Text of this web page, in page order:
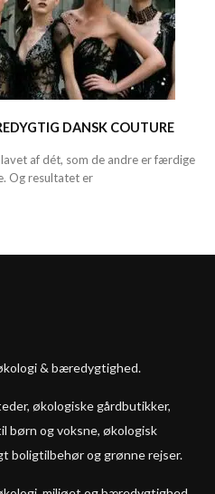
DANSK COUTURE
af dét, som de andre er færdige
Og resultatet er
& bæredygtighed.
økologiske gårdbutikker,
børn og voksne, økologisk
boligtilbehør og grønne rejser.